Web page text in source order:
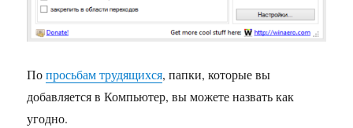
Попросьбам трудящихся, папки, которые вы
добавляется в Компьютер, вы можете назвать как
угодно.